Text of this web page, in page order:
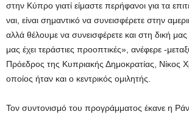
στην Κύπρο γιατί είμαστε περήφανοι για τα
ναι, είναι σημαντικό να συνεισφέρετε στην
αλλά θέλουμε να συνεισφέρετε και στη δική
μας έχει τεράστιες προοπτικές», ανέφερε -
Πρόεδρος της Κυπριακής Δημοκρατίας, Νίκος
οποίος ήταν και ο κεντρικός ομιλητής.
Τον συντονισμό του προγράμματος έκανε η